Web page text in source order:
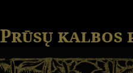
Prūsų kalbos